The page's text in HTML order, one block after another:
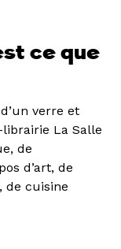
ce que
verre et
La Salle
de
d’art, de
de cuisine